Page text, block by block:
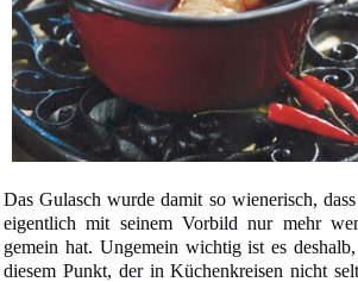
Das Gulasch wurde damit so wienerisch, dass
eigentlich mit seinem Vorbild nur mehr
gemein hat. Ungemein wichtig ist es
diesem Punkt, der in Küchenkreisen nicht